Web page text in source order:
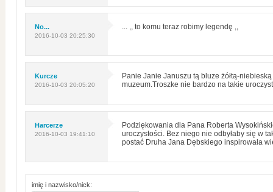
No...
2016-10-03 20:25:30
... ,, to komu teraz robimy legendę ,,
Kurcze
2016-10-03 20:05:20
Panie Janie Januszu tą bluze żółtą-
muzeum.Troszke nie bardzo na takie
Harcerze
2016-10-03 19:41:10
Podziękowania dla Pana Roberta
uroczystości. Bez niego nie odbyłaby się w
postać Druha Jana Dębskiego inspirowała
imię i nazwisko/nick: